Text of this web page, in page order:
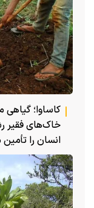
کاساوا؛ گیاهی
خاک‌های فقیر
انسان را